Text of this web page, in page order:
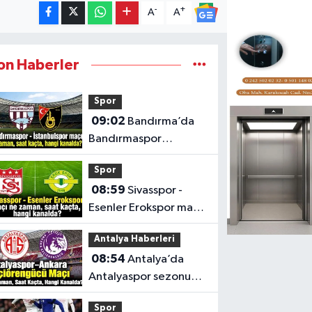
A- A+
Haberler
Spor
09:02
Bandırmaspor
İstanbulspor maçı saat
kaçta, hangi kanalda?
Spor
08:59 Sivasspor -
Esenler Erokspor maçı
ne zaman, saat kaçta
ve hangi kanalda?
Antalya Haberleri
08:54 Antalya’da
Antalyaspor sezonu
Keçiörengücü maçıyla
Spor